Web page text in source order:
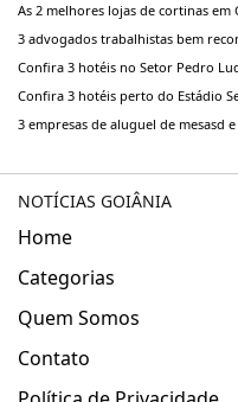
As 2 melhores lojas de cortinas em
3 advogados trabalhistas bem
Confira 3 hotéis no Setor Pedro
Confira 3 hotéis perto do Estádio
3 empresas de aluguel de mesasd
NOTÍCIAS GOIÂNIA
Home
Categorias
Quem Somos
Contato